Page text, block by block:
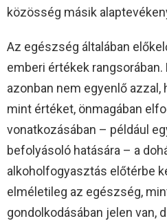
közösség másik
Az egészség általában
emberi értékek
azonban nem egyenlő
mint értéket, önmagában
vonatkozásában – például
befolyásoló hatására – a
alkoholfogyasztás előtérbe
elméletileg az egészség,
gondolkodásában jelen van,